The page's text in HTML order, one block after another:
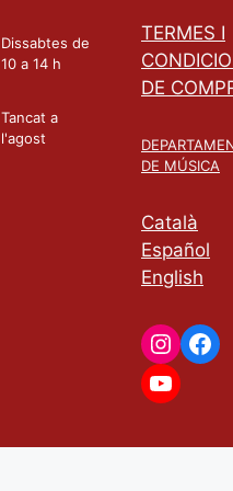
Dissabtes de
10 a 14 h
Tancat a
l'agost
TERMES I
DE
DE MÚSICA
Català
Español
English